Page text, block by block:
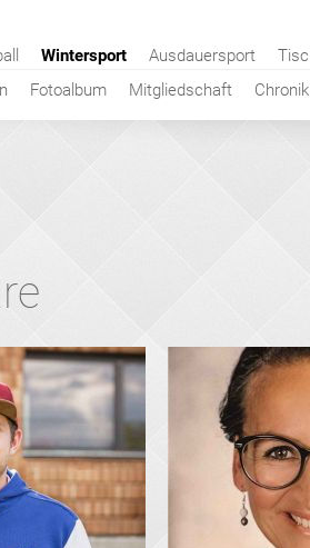
Wintersport
Fotoalbum Mitgliedschaft Chronik
Ausdauersport